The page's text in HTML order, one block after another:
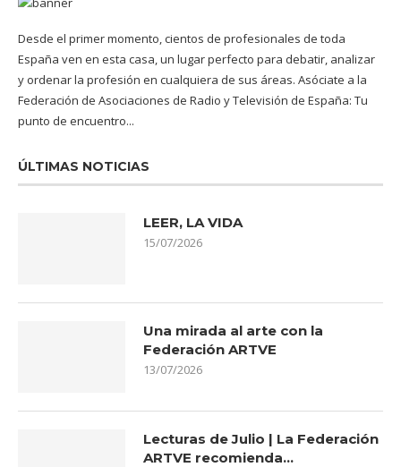
Desde el primer momento, cientos de profesionales de toda
España ven en esta casa, un lugar perfecto para debatir, analizar
y ordenar la profesión en cualquiera de sus áreas. Asóciate a la
Federación de Asociaciones de Radio y Televisión de España: Tu
punto de encuentro...
ÚLTIMAS NOTICIAS
LEER, LA VIDA
15/07/2026
Una mirada al arte con la
Federación ARTVE
13/07/2026
Lecturas de Julio | La Federación
ARTVE recomienda…